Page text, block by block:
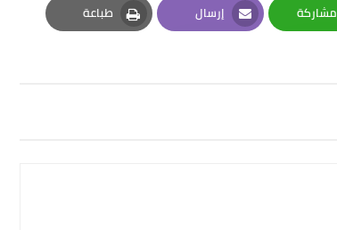
مشاركة
Whatsapp
إرسال
Email
طباعة
Print